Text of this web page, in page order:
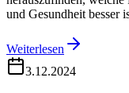
und Gesundheit besser
Weiterlesen
3.12.2024